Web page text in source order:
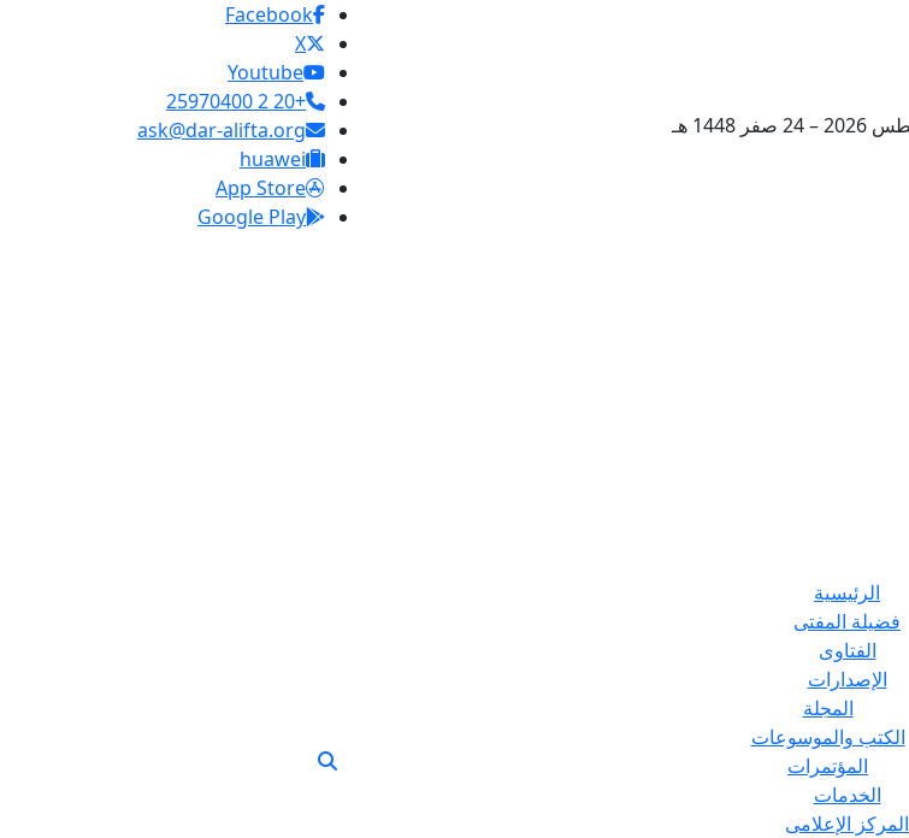
Facebook
X
Youtube
+20 2 25970400
ask@dar-alifta.org
huawei
App Store
Google Play
الرئيسية
فضيلة المفتى
الفتاوى
الإصدارات
المجلة
الكتب والموسوعات
المؤتمرات
الخدمات
المركز الإعلامى